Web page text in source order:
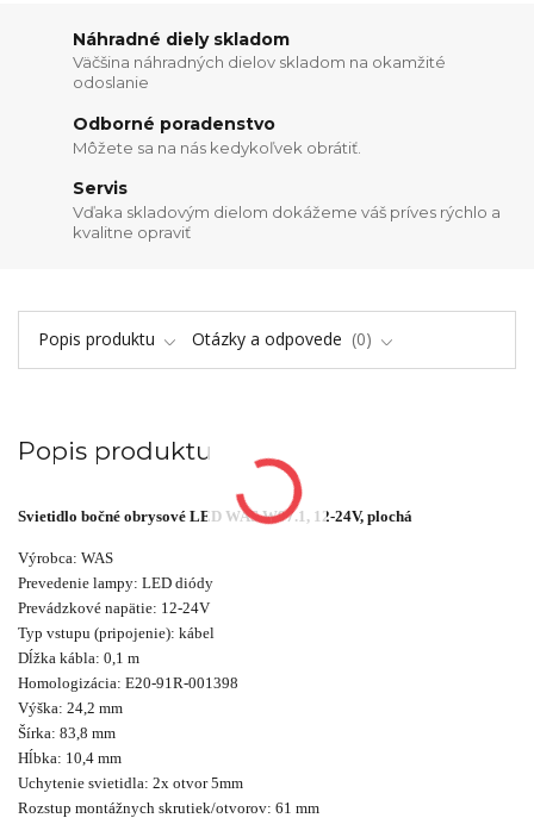
Náhradné diely skladom
Väčšina náhradných dielov skladom na okamžité
odoslanie
Odborné poradenstvo
Môžete sa na nás kedykoľvek obrátiť.
Servis
Vďaka skladovým dielom dokážeme váš príves rýchlo a
kvalitne opraviť
Popis produktu Otázky a odpovede 0
Popis produktu
Svietidlo bočné obrysové LED WAS W97.1, 12-24V, plochá
Výrobca: WAS
Prevedenie lampy: LED diódy
Prevádzkové napätie: 12-24V
Typ vstupu (pripojenie): kábel
Dĺžka kábla: 0,1 m
Homologizácia: E20-91R-001398
Výška: 24,2 mm
Šírka: 83,8 mm
Hĺbka: 10,4 mm
Uchytenie svietidla: 2x otvor 5mm
Rozstup montážnych skrutiek/otvorov: 61 mm